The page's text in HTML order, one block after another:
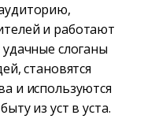
и работают
слоганы
становятся
и используются
из уст в уста.